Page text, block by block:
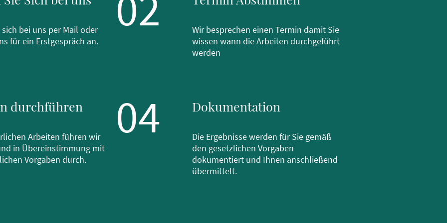
bei uns per Mail oder
für ein Erstgespräch an.
Wir besprechen einen Termin damit Sie
wissen wann die Arbeiten durchgeführt
werden
durchführen
Arbeiten führen wir
in Übereinstimmung mit
Vorgaben durch.
04 Dokumentation
Die Ergebnisse werden für Sie gemäß
den gesetzlichen Vorgaben
dokumentiert und Ihnen anschließend
übermittelt.